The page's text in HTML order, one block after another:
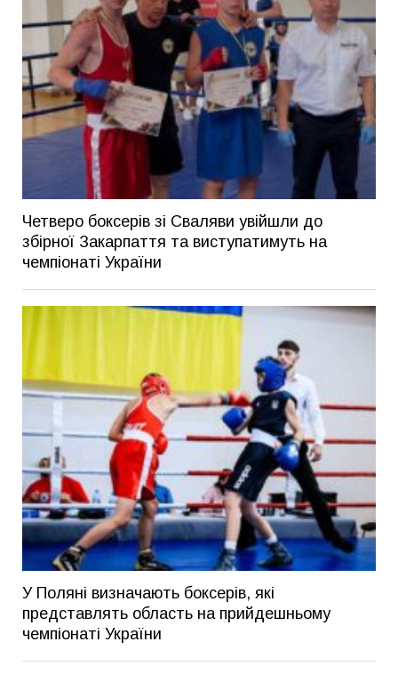
Четверо боксерів зі Сваляви увійшли до
збірної Закарпаття та виступатимуть на
чемпіонаті України
У Поляні визначають боксерів, які
представлять область на прийдешньому
чемпіонаті України